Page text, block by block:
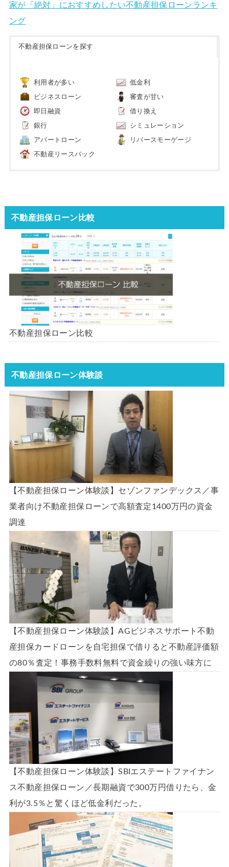
家が「絶対」におすすめしたい不動産担保ローンランキ
ング
不動産担保ローンを探す
利用者が多い 低金利
ビジネスローン 審査が甘い
即日融資 借り換え
銀行 シミュレーション
アパートローン リバースモーゲージ
不動産リースバック
不動産担保ローン比較
不動産担保ローン比較
不動産担保ローン体験談
【不動産担保ローン体験談】セゾンファンデックス／事
業者向け不動産担保ローンで高額査定1400万円の資金
調達
【不動産担保ローン体験談】AGビジネスサポート不動
産担保カードローンを自宅担保で借りると不動産評価額
の80％査定！事務手数料無料で資金繰りの強い味方に
【不動産担保ローン体験談】SBIエステートファイナン
ス不動産担保ローン／長期融資で300万円借りたら、金
利が3.5％と驚くほど低金利だった。